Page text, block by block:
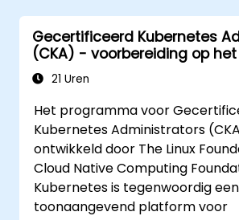
Gecertificeerd Kubernetes
(CKA) - voorbereiding op
21 Uren
Het programma voor
Kubernetes Administrators
ontwikkeld door The Linux
Cloud Native Computing
Kubernetes is tegenwoordig een
toonaangevend platform voor